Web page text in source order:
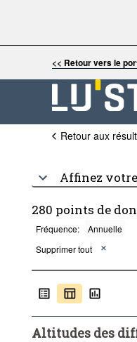
<< Retour vers le
Retour aux
Affinez
280 points de
Fréquence:
Annuelle
Supprimer tout
Altitudes des